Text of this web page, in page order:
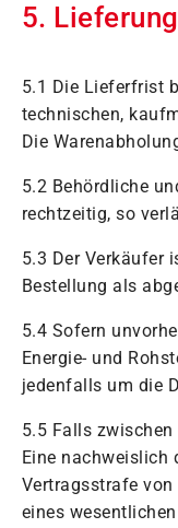
5. Lieferung
5.1 Die Lieferfrist
technischen,
Die
5.2 Behördliche
rechtzeitig, so
5.3 Der Verkäufer
Bestellung als
5.4 Sofern
Energie- und
jedenfalls um die
5.5 Falls
Eine nachweislich
Vertragsstrafe
eines